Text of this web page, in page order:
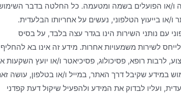
ו/או הפועלים בשמה ומטעמה. כל החלטה בדבר
בייעוץ הטלפוני, נעשים על אחריותו הבלעדית.
עם נותני השירות הינו בגדר עצה בלבד, על בסיס
לשירות משמעויות אחרות. מידע זה אינו בא להחליף
לרבות רופא, פסיכולוג, פסיכיאטר ו/או יועץ השקעות
במידע שקיבל דרך האתר, במייל ו/או בטלפון, עושה
ועליו לבדוק את המידע ולהפעיל שיקול דעת קפדני